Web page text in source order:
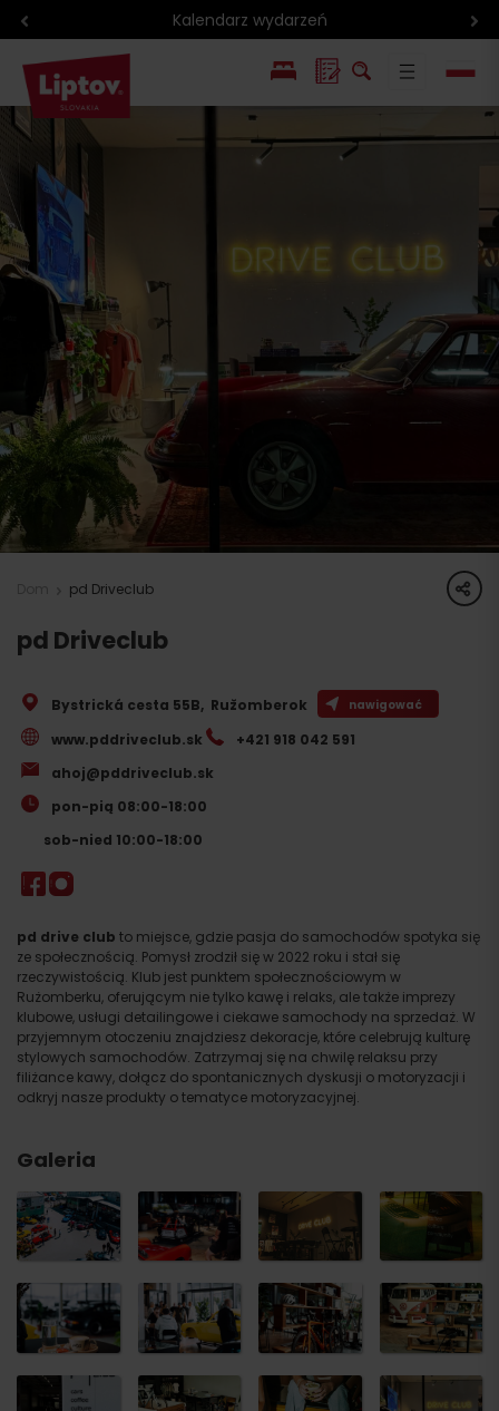
Kalendarz wydarzeń
pd Driveclub share
pd Driveclub
pd drive club to miejsce, gdzie pasja do samochodów spotyka się
ze społecznością. Pomysł zrodził się w 2022 roku i stał się
rzeczywistością. Klub jest punktem społecznościowym w
Rużomberku, oferującym nie tylko kawę i relaks, ale także imprezy
klubowe, usługi detailingowe i ciekawe samochody na sprzedaż. W
przyjemnym otoczeniu znajdziesz dekoracje, które celebrują kulturę
stylowych samochodów. Zatrzymaj się na chwilę relaksu przy
filiżance kawy, dołącz do spontanicznych dyskusji o motoryzacji i
odkryj nasze produkty o tematyce motoryzacyjnej.
Bystrická cesta 55B, Ružomberok nawigować
www.pddriveclub.sk
+421 918 042 591
ahoj@pddriveclub.sk
pon-pią 08:00-18:00
sob-nied 10:00-18:00
Galeria